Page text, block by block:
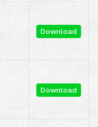
Download
Download